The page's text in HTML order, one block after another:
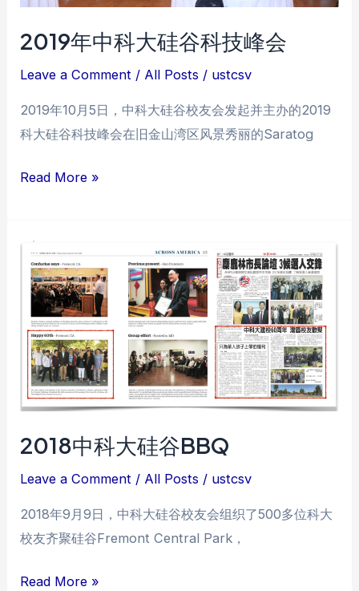
2019年中科大硅谷科技峰会
Leave a Comment / All Posts / ustcsv
2019年10月5日，中科大硅谷校友会发起并主办的2019
科大硅谷科技峰会在旧金山湾区风景秀丽的Saratog
2019
科
大
硅
谷
科
技
峰
Read More »
2018中科大硅谷BBQ
Leave a Comment / All Posts / ustcsv
2018年9月9日，中科大硅谷校友会组织了500多位科大
校友齐聚硅谷Fremont Central Park，
2018
Read More »